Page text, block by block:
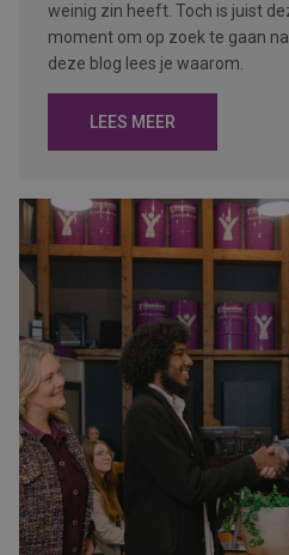
weinig zin heeft. Toch is juist
moment om op zoek te gaan
deze blog lees je waarom.
LEES MEER